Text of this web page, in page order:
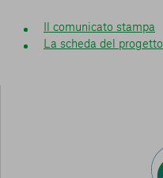
Il comunicato stampa
La scheda del progetto